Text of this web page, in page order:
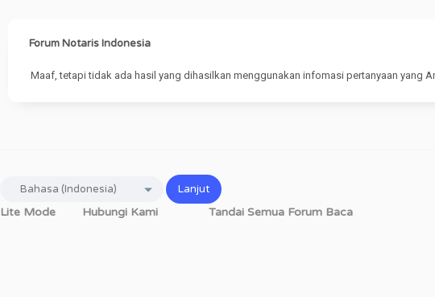
Forum Notaris Indonesia
Maaf, tetapi tidak ada hasil yang dihasilkan menggunakan infomasi pertanyaan yang
Lite Mode Hubungi Kami Tandai Semua Forum Baca